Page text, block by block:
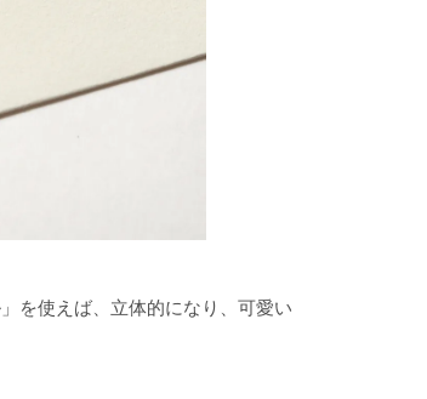
を使えば、立体的になり、可愛い